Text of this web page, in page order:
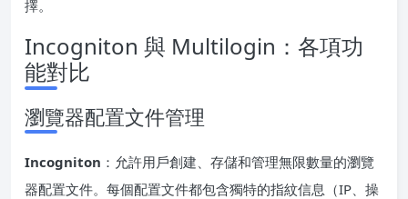
擇。
Incogniton 與 Multilogin：各項功
能對比
瀏覽器配置文件管理
Incogniton ：允許用戶創建、存儲和管理無限數量的瀏覽
器配置文件。每個配置文件都包含獨特的指紋信息（IP、操